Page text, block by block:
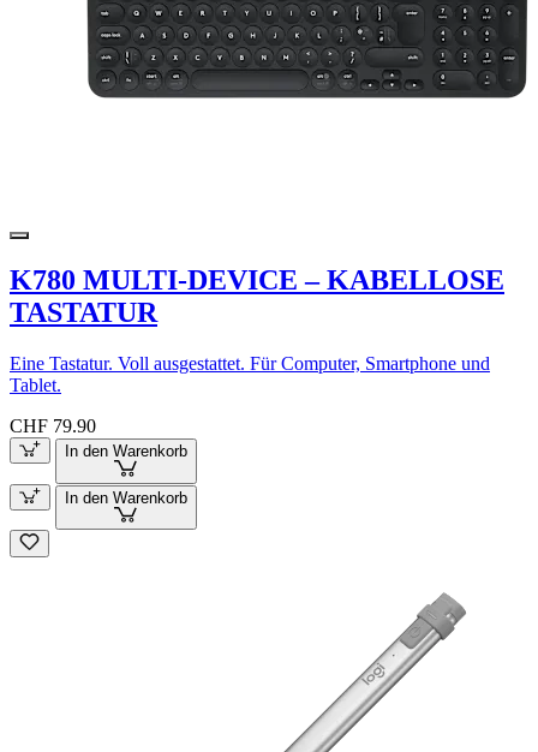
K780 MULTI-DEVICE – KABELLOSE
TASTATUR
Eine Tastatur. Voll ausgestattet. Für Computer, Smartphone und
Tablet.
CHF 79.90
In den Warenkorb
In den Warenkorb